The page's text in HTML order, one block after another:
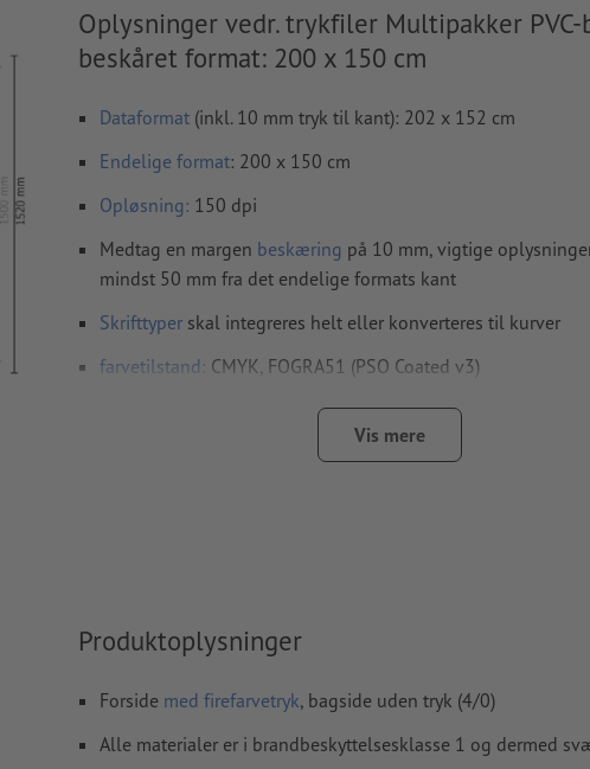
Oplysninger vedr. trykfiler Multipakker PVC-
beskåret format: 200 x 150 cm
Dataformat (inkl. 10 mm tryk til kant): 202 x 152 cm
Endelige format: 200 x 150 cm
Opløsning: 150 dpi
Medtag en margen beskæring på 10 mm, vigtige
mindst 50 mm fra det endelige formats kant
Skrifttyper skal integreres helt eller konverteres til kurver
farvetilstand: CMYK, FOGRA51 (PSO Coated v3)
stavefejl og/eller typografiske fejl
overtrykningsindstillingerne
Vis mere
Produktoplysninger
Forside med firefarvetryk, bagside uden tryk (4/0)
Alle materialer er i brandbeskyttelsesklasse 1 og dermed